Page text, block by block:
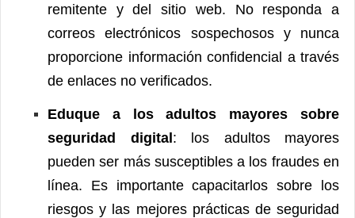
remitente y del sitio web. No responda a
correos electrónicos sospechosos y nunca
proporcione información confidencial a través
de enlaces no verificados.
Eduque a los adultos mayores sobre
seguridad digital: los adultos mayores
pueden ser más susceptibles a los fraudes en
línea. Es importante capacitarlos sobre los
riesgos y las mejores prácticas de seguridad